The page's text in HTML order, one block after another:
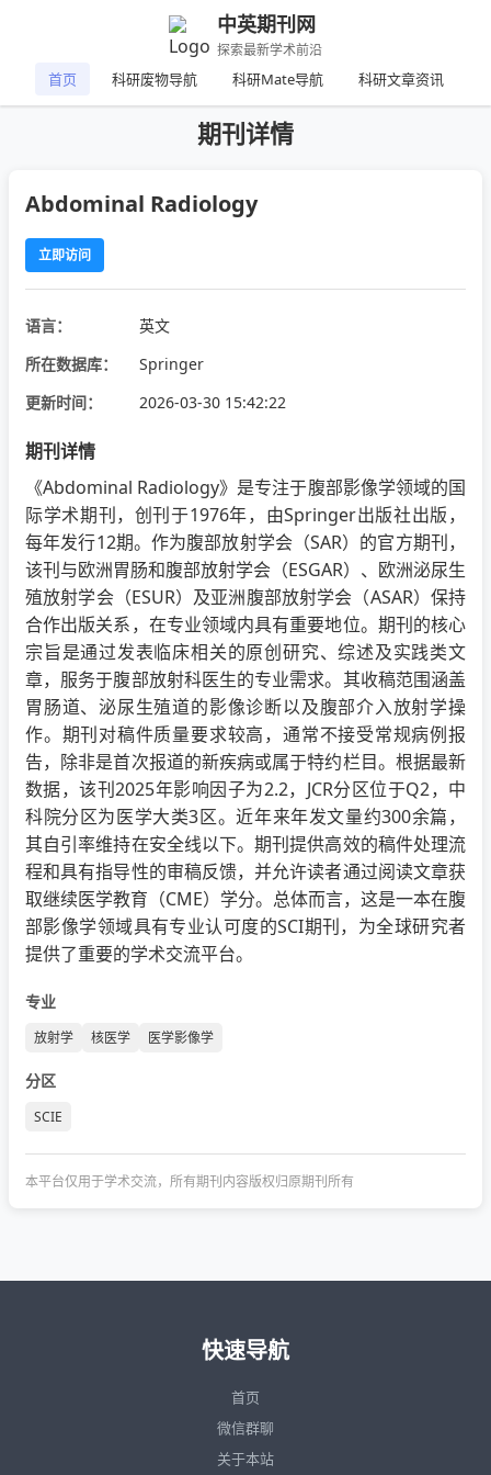
中英期刊网
探索最新学术前沿
首页 科研废物导航 科研Mate导航 科研文章资讯
期刊详情
Abdominal Radiology
立即访问
语言：
英文
所在数据库：
Springer
更新时间：
2026-03-30 15:42:22
期刊详情
《Abdominal Radiology》是专注于腹部影像学领域的国
际学术期刊，创刊于1976年，由Springer出版社出版，
每年发行12期。作为腹部放射学会（SAR）的官方期刊，
该刊与欧洲胃肠和腹部放射学会（ESGAR）、欧洲泌尿生
殖放射学会（ESUR）及亚洲腹部放射学会（ASAR）保持
合作出版关系，在专业领域内具有重要地位。期刊的核心
宗旨是通过发表临床相关的原创研究、综述及实践类文
章，服务于腹部放射科医生的专业需求。其收稿范围涵盖
胃肠道、泌尿生殖道的影像诊断以及腹部介入放射学操
作。期刊对稿件质量要求较高，通常不接受常规病例报
告，除非是首次报道的新疾病或属于特约栏目。根据最新
数据，该刊2025年影响因子为2.2，JCR分区位于Q2，中
科院分区为医学大类3区。近年来年发文量约300余篇，
其自引率维持在安全线以下。期刊提供高效的稿件处理流
程和具有指导性的审稿反馈，并允许读者通过阅读文章获
取继续医学教育（CME）学分。总体而言，这是一本在腹
部影像学领域具有专业认可度的SCI期刊，为全球研究者
提供了重要的学术交流平台。
专业
放射学 核医学 医学影像学
分区
SCIE
本平台仅用于学术交流，所有期刊内容版权归原期刊所有
快速导航
首页
微信群聊
关于本站